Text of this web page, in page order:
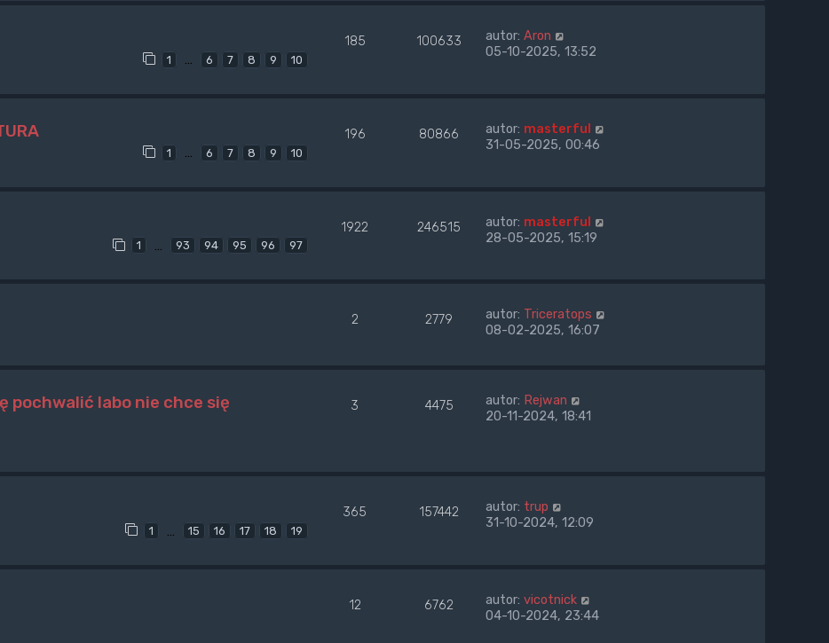
1 … 6 7 8 9 10
185 100633 autor: Aron
05-10-2025, 13:52
1 … 6 7 8 9 10
196 80866 autor: masterful
31-05-2025, 00:46
1 … 93 94 95 96 97
1922 246515 autor: masterful
28-05-2025, 15:19
2 2779 autor: Triceratops
08-02-2025, 16:07
pochwalić labo nie chce się
3 4475 autor: Rejwan
20-11-2024, 18:41
1 … 15 16 17 18 19
365 157442 autor: trup
31-10-2024, 12:09
12 6762 autor: vicotnick
04-10-2024, 23:44